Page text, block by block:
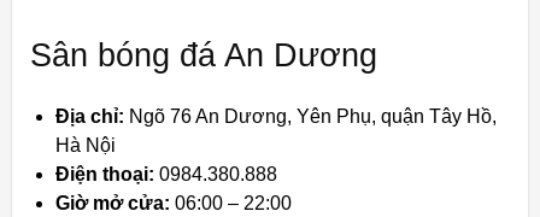
Sân bóng đá An Dương
Địa chỉ: Ngõ 76 An Dương, Yên Phụ, quận Tây Hồ,
Hà Nội
Điện thoại: 0984.380.888
Giờ mở cửa: 06:00 – 22:00